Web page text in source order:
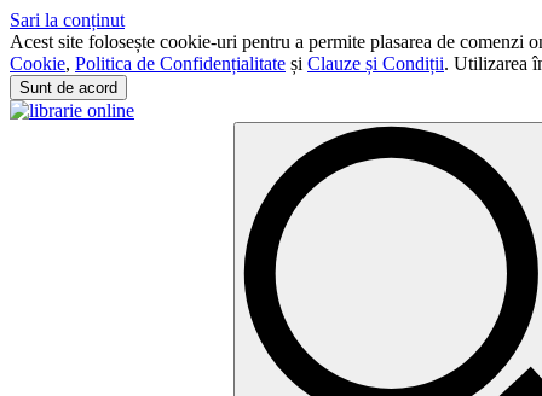
Sari la conținut
Acest site folosește cookie-uri pentru a permite plasarea de
Cookie, Politica de Confidențialitate și Clauze și Condiții. Utilizarea
Sunt de acord